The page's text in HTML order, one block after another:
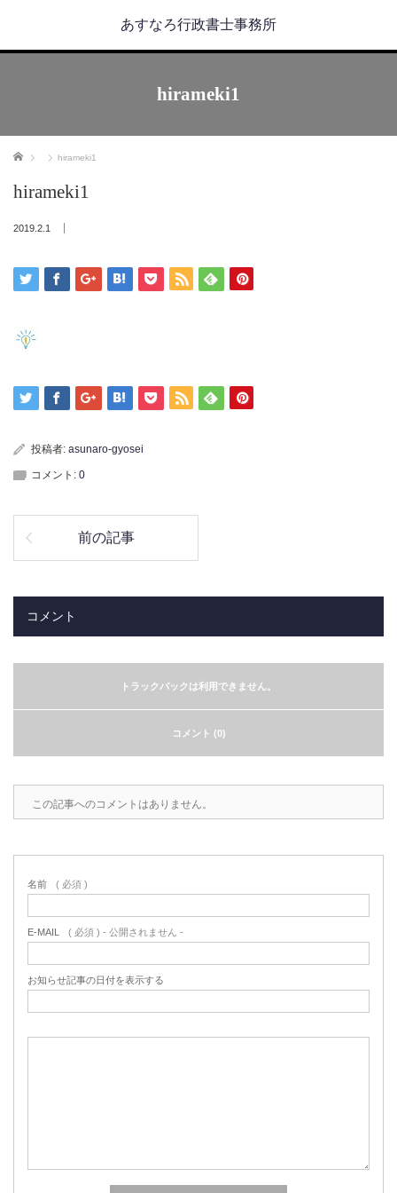
あすなろ行政書士事務所
hirameki1
ホーム hirameki1
hirameki1
2019.2.1
投稿者: asunaro-gyosei
コメント: 0
前の記事
コメント
トラックバックは利用できません。
コメント (0)
この記事へのコメントはありません。
名前 ( 必須 )
E-MAIL ( 必須 ) - 公開されません -
お知らせ記事の日付を表示する